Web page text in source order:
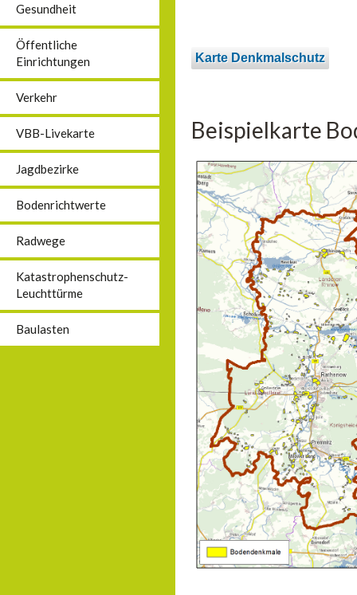
Gesundheit
Öffentliche
Einrichtungen
Verkehr
VBB-Livekarte
Jagdbezirke
Bodenrichtwerte
Radwege
Katastrophenschutz-
Leuchttürme
Baulasten
Karte Denkmalschutz
Beispielkarte